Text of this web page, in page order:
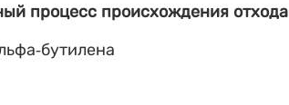
процесс происхождения отхода
бутилена